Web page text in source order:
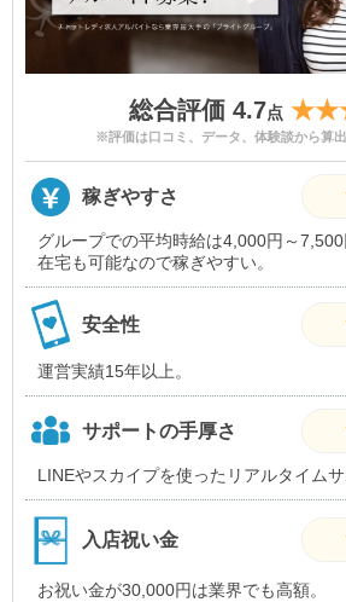
待遇・環境
・経験者優遇
・友人同士可
・体験入店可能
・長期可能
・単発可能
総合評価 4.7点
※評価は口コミ、データ、体験談から算
稼ぎやすさ
グループでの平均時給は4,000円～7,500
在宅も可能なので稼ぎやすい。
安全性
運営実績15年以上。
サポートの手厚さ
LINEやスカイプを使ったリアルタイムサ
入店祝い金
お祝い金が30,000円は業界でも高額。